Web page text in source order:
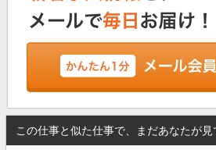
この仕事と似た仕事で、まだあなたが見